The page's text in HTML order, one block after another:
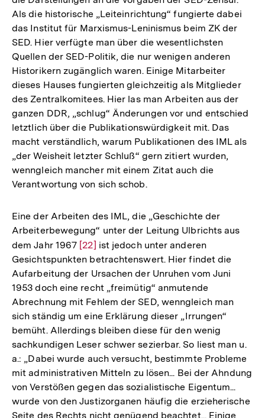
Als die historische „Leiteinrichtung“ fungierte dabei
das Institut für Marxismus-Leninismus beim ZK der
SED. Hier verfügte man über die wesentlichsten
Quellen der SED-Politik, die nur wenigen anderen
Historikern zugänglich waren. Einige Mitarbeiter
dieses Hauses fungierten gleichzeitig als Mitglieder
des Zentralkomitees. Hier las man Arbeiten aus der
ganzen DDR, „schlug“ Änderungen vor und entschied
letztlich über die Publikationswürdigkeit mit. Das
macht verständlich, warum Publikationen des IML als
„der Weisheit letzter Schluß“ gern zitiert wurden,
wenngleich mancher mit einem Zitat auch die
Verantwortung von sich schob.
Eine der Arbeiten des IML, die „Geschichte der
Arbeiterbewegung“ unter der Leitung Ulbrichts aus
dem Jahr 1967 Zur
Auflösung
der
Fußnote
[22] ist jedoch unter anderen
Gesichtspunkten betrachtenswert. Hier findet die
Aufarbeitung der Ursachen der Unruhen vom Juni
1953 doch eine recht „freimütig“ anmutende
Abrechnung mit Fehlem der SED, wenngleich man
sich ständig um eine Erklärung dieser „Irrungen“
bemüht. Allerdings bleiben diese für den wenig
sachkundigen Leser schwer sezierbar. So liest man u.
a.: „Dabei wurde auch versucht, bestimmte Probleme
mit administrativen Mitteln zu lösen... Bei der Ahndung
von Verstößen gegen das sozialistische Eigentum...
wurde von den Justizorganen häufig die erzieherische
Seite des Rechts nicht genügend beachtet... Einige